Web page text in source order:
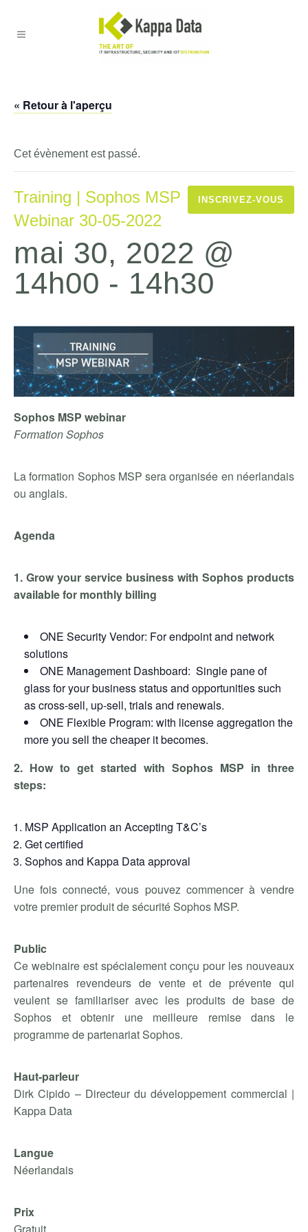
« Retour à l'aperçu
Cet évènement est passé.
INSCRIVEZ-VOUS
Training | Sophos MSP
Webinar 30-05-2022
mai 30, 2022 @
14h00 - 14h30
Sophos MSP webinar
Formation Sophos
La formation Sophos MSP sera organisée en néerlandais
ou anglais.
Agenda
1. Grow your service business with Sophos products
available for monthly billing
ONE Security Vendor: For endpoint and network
solutions
ONE Management Dashboard: Single pane of
glass for your business status and opportunities such
as cross-sell, up-sell, trials and renewals.
ONE Flexible Program: with license aggregation the
more you sell the cheaper it becomes.
2. How to get started with Sophos MSP in three
steps:
MSP Application an Accepting T&C’s
Get certified
Sophos and Kappa Data approval
Une fois connecté, vous pouvez commencer à vendre
votre premier produit de sécurité Sophos MSP.
Public
Ce webinaire est spécialement conçu pour les nouveaux
partenaires revendeurs de vente et de prévente qui
veulent se familiariser avec les produits de base de
Sophos et obtenir une meilleure remise dans le
programme de partenariat Sophos.
Haut-parleur
Dirk Cipido – Directeur du développement commercial |
Kappa Data
Langue
Néerlandais
Prix
Gratuit